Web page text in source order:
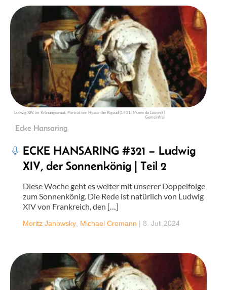
Ludwig XIV. im Krönungsornat, Porträt von Hyacinthe Rigaud (1701; Musée du Louvre) |
Gemeinfrei
Ecke Hansaring
ECKE HANSARING #321 – Ludwig
XIV, der Sonnenkönig | Teil 2
Diese Woche geht es weiter mit unserer Doppelfolge
zum Sonnenkönig. Die Rede ist natürlich von Ludwig
XIV von Frankreich, den […]
Moritz Janowsky Michael Cremann | 8. Juli 2024